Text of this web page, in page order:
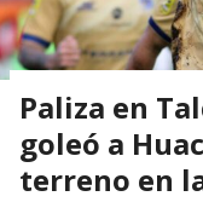
Paliza en
goleó a
terreno en